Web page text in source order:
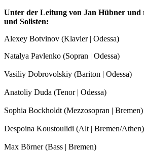
Unter der Leitung von Jan Hübner und
und Solisten:
Alexey Botvinov (Klavier | Odessa)
Natalya Pavlenko (Sopran | Odessa)
Vasiliy Dobrovolskiy (Bariton | Odessa)
Anatoliy Duda (Tenor | Odessa)
Sophia Bockholdt (Mezzosopran | Bremen)
Despoina Koustoulidi (Alt | Bremen/Athen)
Max Börner (Bass | Bremen)